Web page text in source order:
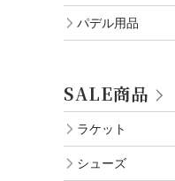
パデル用品
SALE商品
ラケット
シューズ